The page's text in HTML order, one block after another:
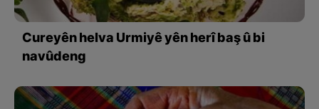
Cureyên helva Urmiyê yên herî baş û bi
navûdeng